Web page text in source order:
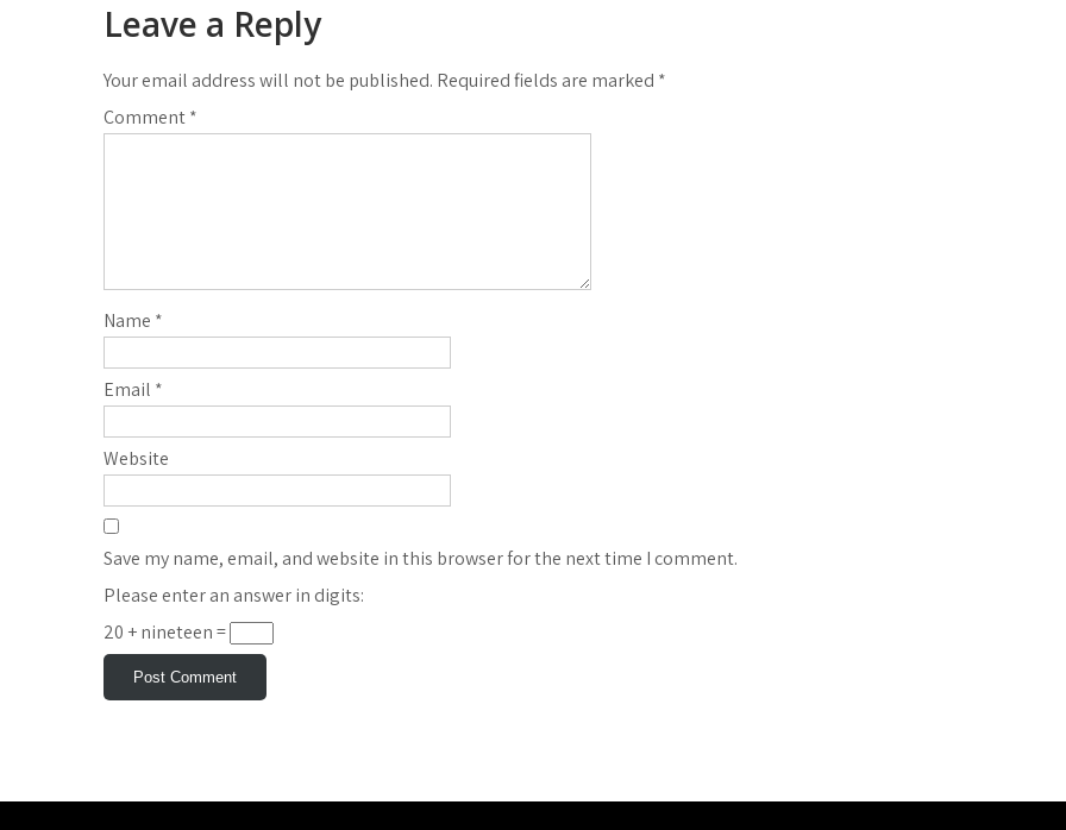
Leave a Reply
Your email address will not be published. Required fields are marked *
Comment*
Name *
Email *
Website
Save my name, email, and website in this browser for the next time I comment.
Please enter an answer in digits:
20 + nineteen =